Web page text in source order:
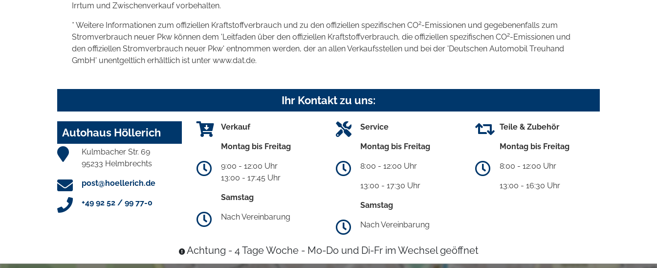
Irrtum und Zwischenverkauf vorbehalten.
* Weitere Informationen zum offiziellen Kraftstoffverbrauch und zu den offiziellen spezifischen CO2-Emissionen und gegebenenfalls zum
Stromverbrauch neuer Pkw können dem 'Leitfaden über den offiziellen Kraftstoffverbrauch, die offiziellen spezifischen CO2-Emissionen und
den offiziellen Stromverbrauch neuer Pkw' entnommen werden, der an allen Verkaufsstellen und bei der 'Deutschen Automobil Treuhand
GmbH' unentgeltlich erhältlich ist unter www.dat.de.
Ihr Kontakt zu uns:
Autohaus Höllerich
Kulmbacher Str. 69
95233 Helmbrechts
post@hoellerich.de
+49 92 52 / 99 77-0
Verkauf
Montag bis Freitag
9:00 - 12:00 Uhr
13:00 - 17:45 Uhr
Samstag
Nach Vereinbarung
Service
Montag bis Freitag
8:00 - 12:00 Uhr
13:00 - 17:30 Uhr
Samstag
Nach Vereinbarung
Teile & Zubehör
Montag bis Freitag
8:00 - 12:00 Uhr
13:00 - 16:30 Uhr
Achtung - 4 Tage Woche - Mo-Do und Di-Fr im Wechsel geöffnet